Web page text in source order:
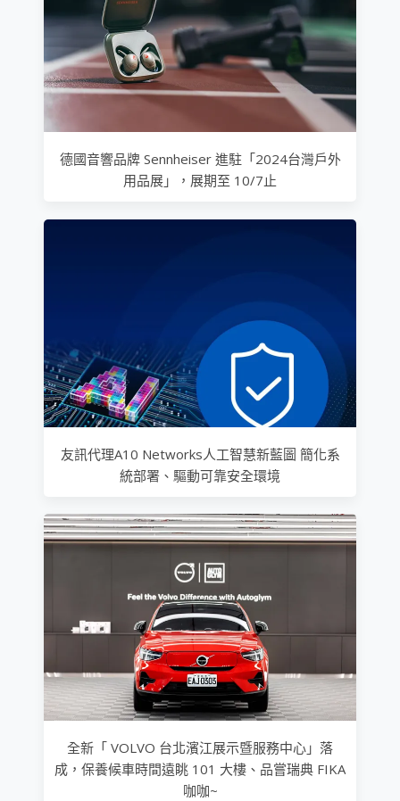
德國音響品牌 Sennheiser 進駐「2024台灣戶外
用品展」，展期至 10/7止
友訊代理A10 Networks人工智慧新藍圖 簡化系
統部署、驅動可靠安全環境
全新「 VOLVO 台北濱江展示暨服務中心」落
成，保養候車時間遠眺 101 大樓、品嘗瑞典 FIKA
咖咖~